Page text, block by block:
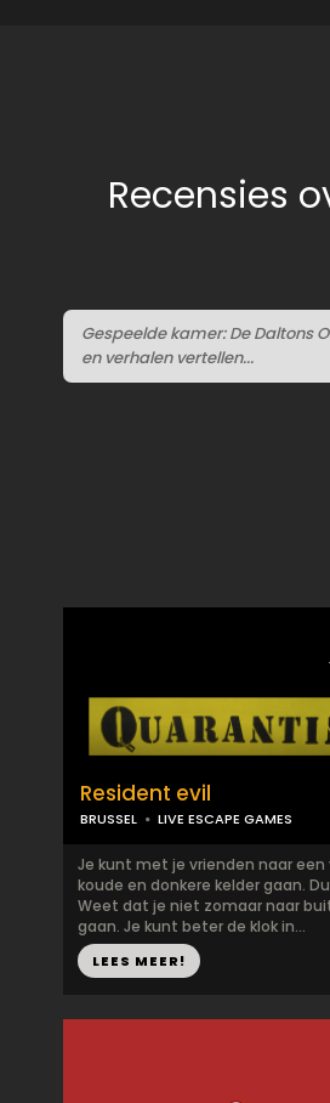
Recensies
Gespeelde kamer: De Daltons
en verhalen vertellen...
Resident evil
BRUSSEL LIVE ESCAPE GAMES
Je kunt met je vrienden naar een
koude en donkere kelder gaan.
Weet dat je niet zomaar naar
gaan. Je kunt beter de klok in...
LEES MEER!